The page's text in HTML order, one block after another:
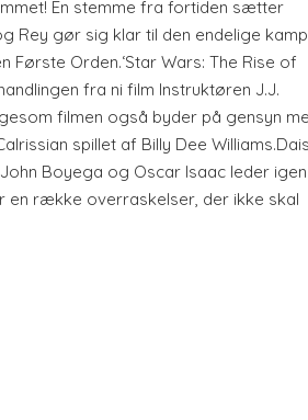
En stemme fra fortiden sætter
Rey gør sig klar til den endelige kamp
Første Orden.‘Star Wars: The Rise of
fra ni film Instruktøren J.J.
filmen også byder på gensyn
spillet af Billy Dee
Boyega og Oscar Isaac leder igen
en række overraskelser, der ikke skal